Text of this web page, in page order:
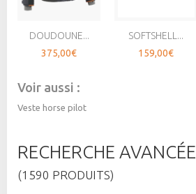
DOUDOUNE...
375,00€
SOFTSHELL...
159,00€
Voir aussi :
Veste horse pilot
RECHERCHE AVANCÉE
(1590 PRODUITS)